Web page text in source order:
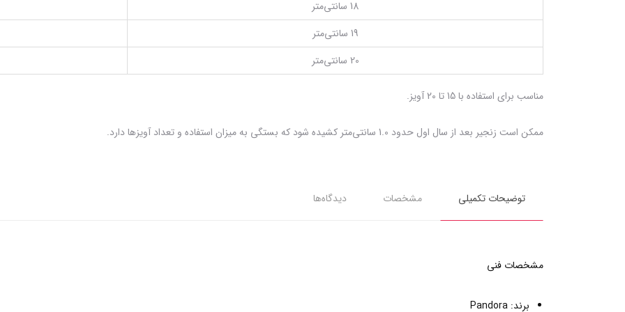
18 سانتی‌متر
19 سانتی‌متر
20 سانتی‌متر
مناسب برای استفاده با 15 تا 20 آویز.
ممکن است زنجیر بعد از سال اول حدود 1.0 سانتی‌متر کشیده شود که بستگی به میزان استفاده و تعداد آویزها دارد.
توضیحات تکمیلی مشخصات دیدگاه‌ها
مشخصات فنی
برند: Pandora